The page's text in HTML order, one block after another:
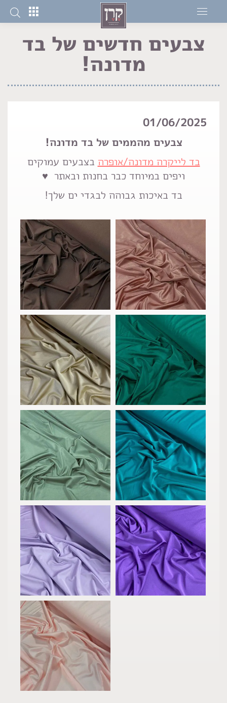
צבעים חדשים של בד
מדונה!
01/06/2025
צבעים מהממים של בד מדונה!
בד לייקרה מדונה/אופרה בצבעים עמוקים
ויפים במיוחד כבר בחנות ובאתר ♥
בד באיכות גבוהה לבגדי ים שלך!